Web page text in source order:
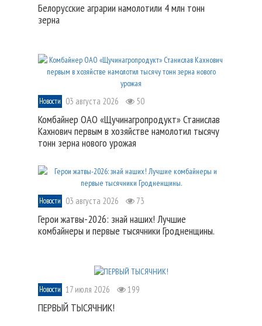
Белорусские аграрии намолотили 4 млн тонн
зерна
Новости 03 августа 2026 50
Комбайнер ОАО «Щучинагропродукт» Станислав
Кахнович первым в хозяйстве намолотил тысячу
тонн зерна нового урожая
Новости 03 августа 2026 73
Герои жатвы-2026: знай наших! Лучшие
комбайнеры и первые тысячники Гродненщины.
Новости 17 июля 2026 199
ПЕРВЫЙ ТЫСЯЧНИК!